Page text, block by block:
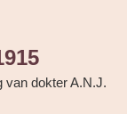
van dokter A.N.J.